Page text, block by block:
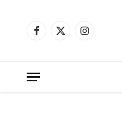
Facebook
X
Instagram